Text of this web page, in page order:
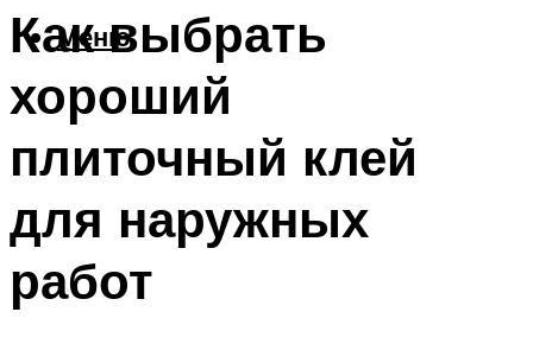
Меню
Как выбрать
хороший
плиточный клей
для наружных
работ